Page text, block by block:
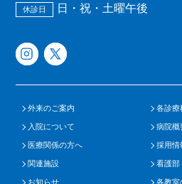
休診日 日・祝・土曜午後
外来のご案内
各診療
入院について
病院概
医療関係の方へ
採用情
関連施設
看護部